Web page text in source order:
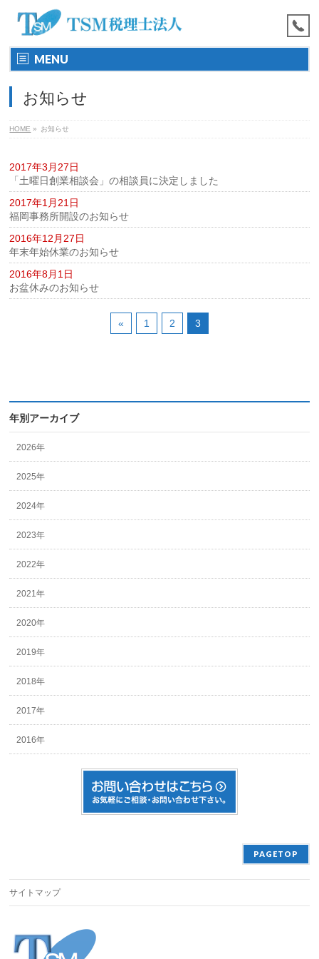
MENU
お知らせ
HOME » お知らせ
2017年3月27日
「土曜日創業相談会」の相談員に決定しました
2017年1月21日
福岡事務所開設のお知らせ
2016年12月27日
年末年始休業のお知らせ
2016年8月1日
お盆休みのお知らせ
« 1 2 3
年別アーカイブ
2026年
2025年
2024年
2023年
2022年
2021年
2020年
2019年
2018年
2017年
2016年
PAGETOP
サイトマップ